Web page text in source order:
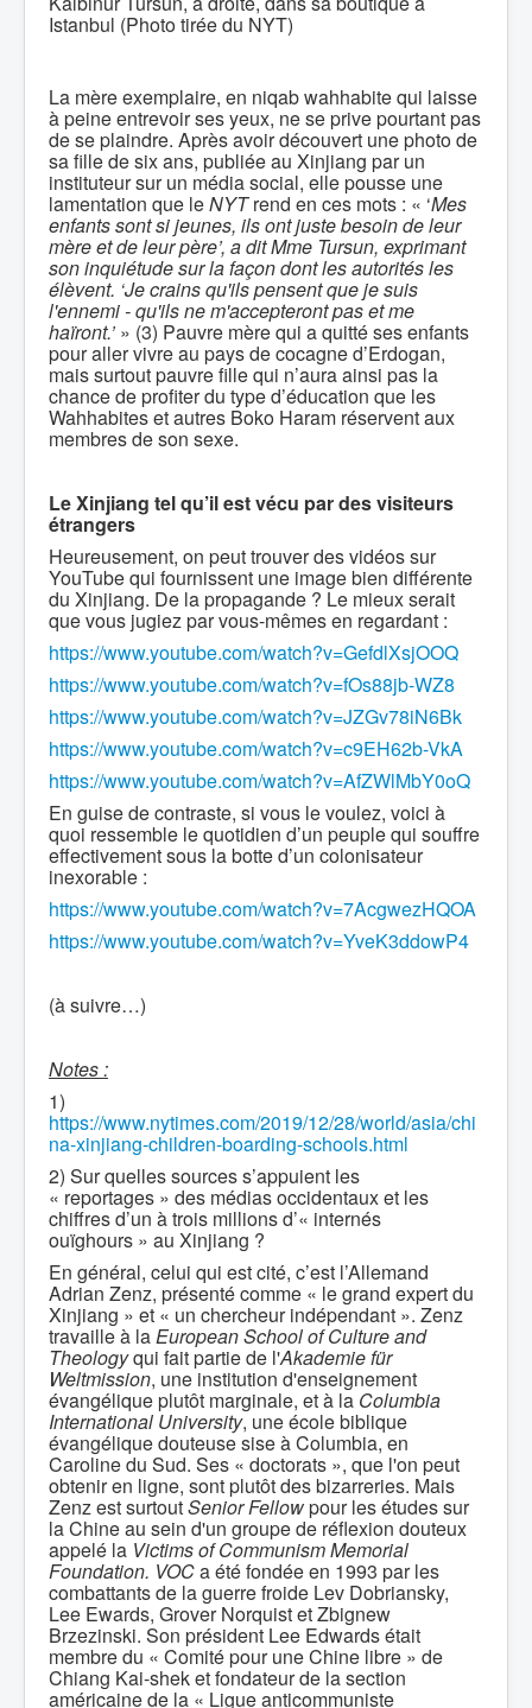
Istanbul (Photo tirée du NYT)
La mère exemplaire, en niqab wahhabite qui laisse
à peine entrevoir ses yeux, ne se prive pourtant pas
de se plaindre. Après avoir découvert une photo de
sa fille de six ans, publiée au Xinjiang par un
instituteur sur un média social, elle pousse une
lamentation que leNYTrend en ces mots : « ‘Mes
enfants sont si jeunes, ils ont juste besoin de leur
mère et de leur père’, a dit Mme Tursun, exprimant
son inquiétude sur la façon dont les autorités les
élèvent. ‘Je crains qu'ils pensent que je suis
l'ennemi - qu'ils ne m'accepteront pas et me
haïront.’ » (3) Pauvre mère qui a quitté ses enfants
pour aller vivre au pays de cocagne d’Erdogan,
mais surtout pauvre fille qui n’aura ainsi pas la
chance de profiter du type d’éducation que les
Wahhabites et autres Boko Haram réservent aux
membres de son sexe.
Le Xinjiang tel qu’il est vécu par des visiteurs
étrangers
Heureusement, on peut trouver des vidéos sur
YouTube qui fournissent une image bien différente
du Xinjiang. De la propagande ? Le mieux serait
que vous jugiez par vous-mêmes en regardant :
https://www.youtube.com/watch?v=GefdlXsjOOQ
https://www.youtube.com/watch?v=fOs88jb-WZ8
https://www.youtube.com/watch?v=JZGv78iN6Bk
https://www.youtube.com/watch?v=c9EH62b-VkA
https://www.youtube.com/watch?v=AfZWlMbY0oQ
En guise de contraste, si vous le voulez, voici à
quoi ressemble le quotidien d’un peuple qui souffre
effectivement sous la botte d’un colonisateur
inexorable :
https://www.youtube.com/watch?v=7AcgwezHQOA
https://www.youtube.com/watch?v=YveK3ddowP4
(à suivre…)
Notes :
1)
https://www.nytimes.com/2019/12/28/world/asia/chi
na-xinjiang-children-boarding-schools.html
2) Sur quelles sources s’appuient les
« reportages » des médias occidentaux et les
chiffres d’un à trois millions d’« internés
ouïghours » au Xinjiang ?
En général, celui qui est cité, c’est l’Allemand
Adrian Zenz, présenté comme « le grand expert du
Xinjiang » et « un chercheur indépendant ». Zenz
travaille à laEuropean School of Culture and
Theologyqui fait partie de l'Akademie für
Weltmission, une institution d'enseignement
évangélique plutôt marginale, et à la Columbia
International University, une école biblique
évangélique douteuse sise à Columbia, en
Caroline du Sud. Ses « doctorats », que l'on peut
obtenir en ligne, sont plutôt des bizarreries. Mais
Zenz est surtoutSenior Fellowpour les études sur
la Chine au sein d'un groupe de réflexion douteux
appelé la Victims of Communism Memorial
Foundation. VOCa été fondée en 1993 par les
combattants de la guerre froide Lev Dobriansky,
Lee Ewards, Grover Norquist et Zbignew
Brzezinski. Son président Lee Edwards était
membre du « Comité pour une Chine libre » de
Chiang Kai-shek et fondateur de la section
américaine de la « Ligue anticommuniste